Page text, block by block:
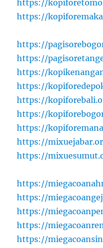
https://
https://
https://
https://
https://
https://
https://
https://
https://
https://
https://
https://
https://
https://
https://
https://